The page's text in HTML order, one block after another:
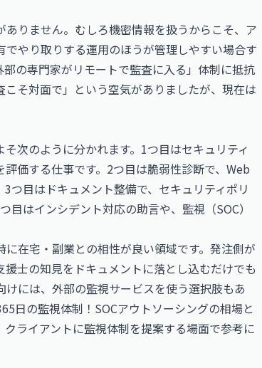
りません。むしろ機密情報を扱うからこそ、ア
やり取りする運用のほうが管理しやすい場合す
の専門家がリモートで監査に入る」体制に抵抗
そ対面で」という空気がありましたが、現在は
次のように分かれます。1つ目はセキュリティ
価する仕事です。2つ目は脆弱性診断で、Web
つ目はドキュメント整備で、セキュリティポリ
はインシデント対応の助言や、監視（SOC）
在宅・副業との相性が良い領域です。発注側が
士の知見をドキュメントに落とし込むだけでも
には、外部の監視サービスを使う選択肢もあ
日の監視体制！SOCアウトソーシングの相場と
ライアントに監視体制を提案する場面で参考に